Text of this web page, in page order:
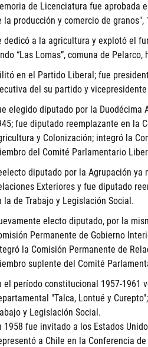
de Licenciatura fue aprobada
la producción y comercio de granos",
dedicó a la agricultura y explotó el
“Las Lomas”, comuna de Pelarco,
en el Partido Liberal; fue
del su partido y
elegido diputado por la Duodécima
fue diputado reemplazante en la
y Colonización; integró la
del Comité Parlamentario
diputado por la Agrupación ya
Exteriores y fue diputado
la de Trabajo y Legislación Social.
electo diputado, por la
Permanente de Gobierno
la Comisión Permanente de
suplente del Comité
el período constitucional 1957-1961
"Talca, Lontué y
y Legislación Social.
1958 fue invitado a los Estados
a Chile en la Conferencia